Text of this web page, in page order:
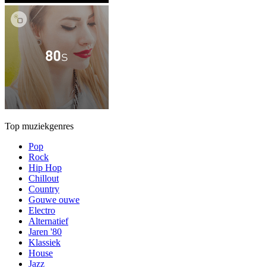
Top muziekgenres
Pop
Rock
Hip Hop
Chillout
Country
Gouwe ouwe
Electro
Alternatief
Jaren '80
Klassiek
House
Jazz